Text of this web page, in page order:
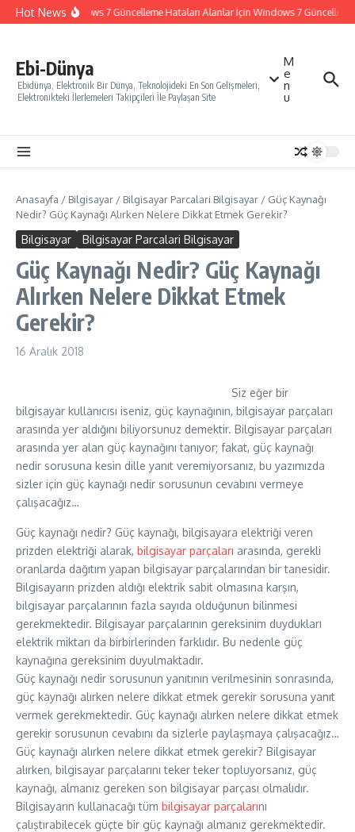
İçeriğe atla
Hot NewsWindows 7 Güncelleme Hataları Alanlar İçin Windows 7 Güncelleme
Ebi-Dünya
Ebidünya, Elektronik Bir Dünya, Teknolojideki En Son Gelişmeleri,
Elektronikteki İlerlemeleri Takipçileri İle Paylaşan Site
M
e
n
u
Anasayfa / Bilgisayar / Bilgisayar Parcalari Bilgisayar / Güç Kaynağı
Nedir? Güç Kaynağı Alırken Nelere Dikkat Etmek Gerekir?
Bilgisayar Bilgisayar Parcalari Bilgisayar
Güç Kaynağı Nedir? Güç Kaynağı
Alırken Nelere Dikkat Etmek
Gerekir?
16 Aralık 2018
Siz eğer bir
bilgisayar kullanıcısı iseniz, güç kaynağının, bilgisayar parçaları
arasında yer aldığını biliyorsunuz demektir. Bilgisayar parçaları
arasında yer alan güç kaynağını tanıyor; fakat, güç kaynağı
nedir sorusuna kesin dille yanıt veremiyorsanız, bu yazımızda
sizler için güç kaynağı nedir sorusunun cevabını vermeye
çalışacağız…
Güç kaynağı nedir? Güç kaynağı, bilgisayara elektriği veren
prizden elektriği alarak, bilgisayar parçaları arasında, gerekli
oranlarda dağıtım yapan bilgisayar parçalarından bir tanesidir.
Bilgisayarın prizden aldığı elektrik sabit olmasına karşın,
bilgisayar parçalarının fazla sayıda olduğunun bilinmesi
gerekmektedir. Bilgisayar parçalarının gereksinim duydukları
elektrik miktarı da birbirlerinden farklıdır. Bu nedenle güç
kaynağına gereksinim duyulmaktadır.
Güç kaynağı nedir sorusunun yanıtının verilmesinin sonrasında,
güç kaynağı alırken nelere dikkat etmek gerekir sorusuna yanıt
vermek gerekmektedir. Güç kaynağı alırken nelere dikkat etmek
gerekir sorusunun cevabını da sizlerle paylaşmaya çalışacağız…
Güç kaynağı alırken nelere dikkat etmek gerekir? Bilgisayar
alırken, bilgisayar parçalarını teker teker topluyorsanız, güç
kaynağı, almanız gereken son bilgisayar parçası olmalıdır.
Bilgisayarın kullanacağı tüm bilgisayar parçalarını
çalıştırabilecek güçte bir güç kaynağı almanız gerekmektedir.